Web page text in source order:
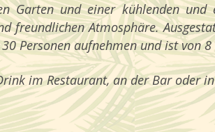
Garten und einer kühlenden
freundlichen Atmosphäre.
Personen aufnehmen und ist von
im Restaurant, an der Bar oder